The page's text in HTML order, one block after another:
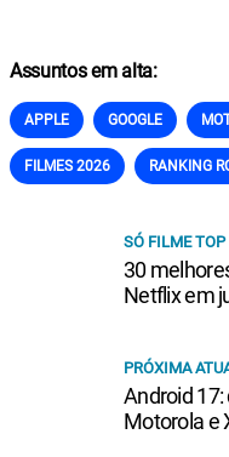
Assuntos em alta:
APPLE GOOGLE
FILMES 2026 RANKING
SÓ FILME TOP
30
Netflix em
PRÓXIMA
Android
Motorola e